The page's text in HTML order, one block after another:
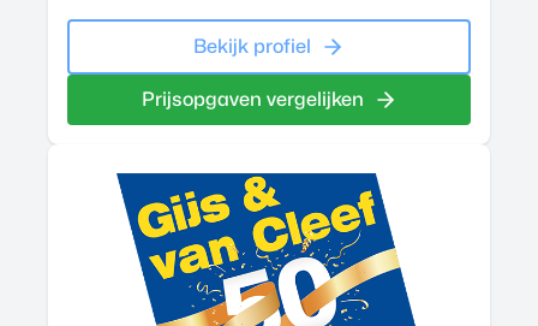
Bekijk profiel
Prijsopgaven vergelijken